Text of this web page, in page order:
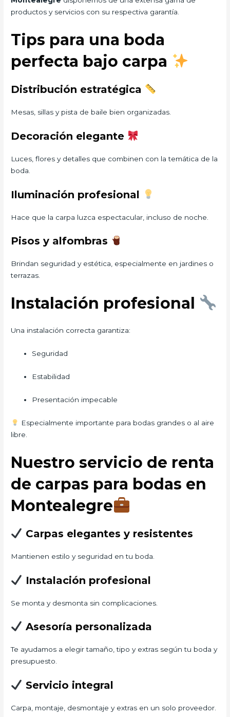
productos y servicios con su respectiva garantía.
Tips para una boda
perfecta bajo carpa
Distribución estratégica
Mesas, sillas y pista de baile bien organizadas.
Decoración elegante
Luces, flores y detalles que combinen con la temática de la
boda.
Iluminación profesional
Hace que la carpa luzca espectacular, incluso de noche.
Pisos y alfombras
Brindan seguridad y estética, especialmente en jardines o
terrazas.
Instalación profesional
Una instalación correcta garantiza:
Seguridad
Estabilidad
Presentación impecable
Especialmente importante para bodas grandes o al aire
libre.
Nuestro servicio de renta
de carpas para bodas en
Montealegre
Carpas elegantes y resistentes
Mantienen estilo y seguridad en tu boda.
Instalación profesional
Se monta y desmonta sin complicaciones.
Asesoría personalizada
Te ayudamos a elegir tamaño, tipo y extras según tu boda y
presupuesto.
Servicio integral
Carpa, montaje, desmontaje y extras en un solo proveedor.